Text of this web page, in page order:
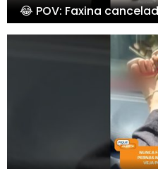
😂 POV: Faxina